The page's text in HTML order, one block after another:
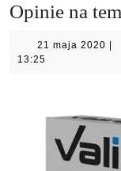
Opinie na
21 maja 2020 21
13:25